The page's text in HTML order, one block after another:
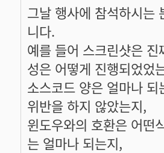
그날 행사에 참석하시는
니다.
예를 들어 스크린샷은
성은 어떻게 진행되었었
소스코드 양은 얼마나
위반을 하지 않았는지,
윈도우와의 호환은 어떤
는 얼마나 되는지,